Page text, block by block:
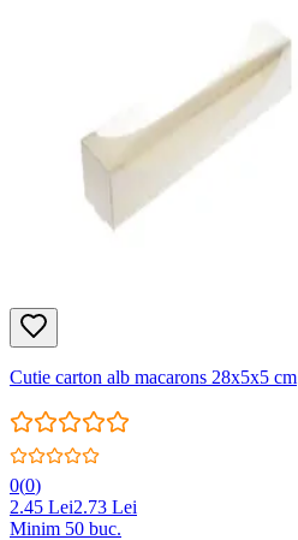
Cutie carton alb macarons 28x5x5 cm
0(0)
2.45 Lei2.73 Lei
Minim 50 buc.